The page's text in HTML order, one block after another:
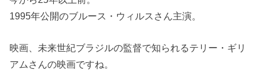
1995年公開のブルース・ウィルスさん主演。
映画、未来世紀ブラジルの監督で知られるテリー・ギリ
アムさんの映画ですね。